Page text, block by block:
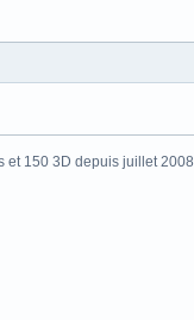
150 3D depuis juillet 2008.